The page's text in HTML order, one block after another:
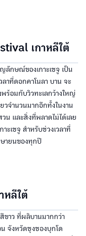
เกาหลีใต้
ลักษณ์ของเกาะเชจู เป็น
ลาที่ดอกคาโนลา บาน จะ
ร้อมกับวิวทะเลกว้างใหญ่
วจำนวนมากอีกทั้งในงาน
น และสิ่งที่พลาดไม่ได้เลย
ะเชจู สำหรับช่วงเวลาที่
ษายนของทุกปี
หลีใต้
าว ที่ผลิบานมากกว่า
จังหวัดชุงชองบุกโด